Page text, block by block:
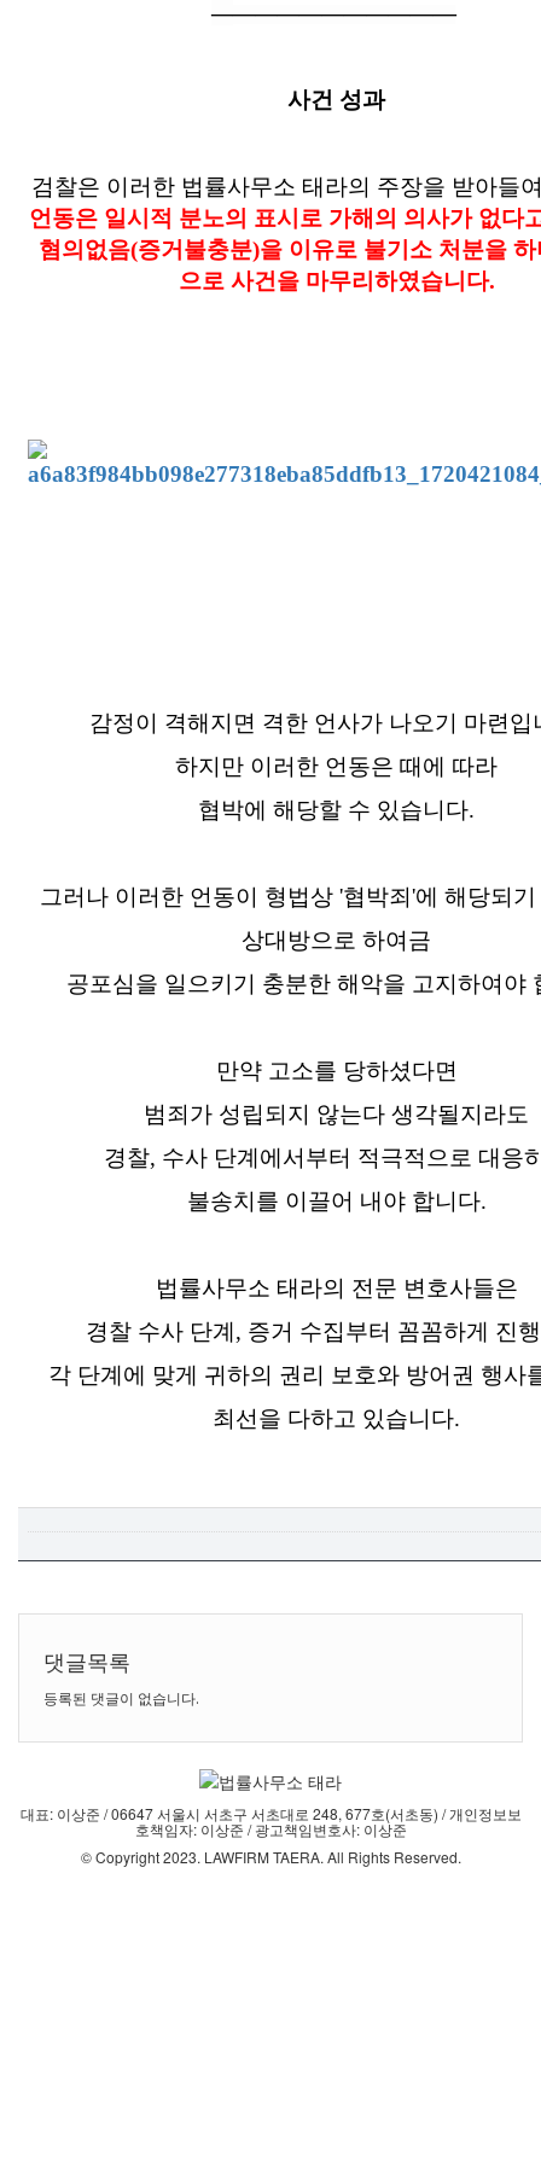
―――――――――――
사건 성과
검찰은 이러한 법률사무소 태라의 주장을 받아들
언동은 일시적 분노의 표시로 가해의 의사가 없다
혐의없음(증거불충분)을 이유로 불기소 처분을
으로 사건을 마무리하였습니다.
감정이 격해지면 격한 언사가 나오기 마련입
하지만 이러한 언동은 때에 따라
협박에 해당할 수 있습니다.
그러나 이러한 언동이 형법상 '협박죄'에 해당되
상대방으로 하여금
공포심을 일으키기 충분한 해악을 고지하여야
만약 고소를 당하셨다면
범죄가 성립되지 않는다 생각될지라도
경찰, 수사 단계에서부터 적극적으로 대응
불송치를 이끌어 내야 합니다.
법률사무소 태라의 전문 변호사들은
경찰 수사 단계, 증거 수집부터 꼼꼼하게 진
각 단계에 맞게 귀하의 권리 보호와 방어권 행사
최선을 다하고 있습니다.
댓글목록
등록된 댓글이 없습니다.
대표: 이상준 / 06647 서울시 서초구 서초대로 248, 677호(서초동) / 개인정보보
호책임자: 이상준 / 광고책임변호사: 이상준
© Copyright 2023. LAWFIRM TAERA. All Rights Reserved.